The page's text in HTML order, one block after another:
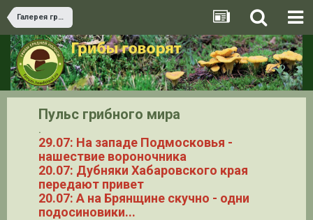
Галерея грибов
Пульс грибного мира
.
29.07: На западе Подмосковья -
нашествие вороночника
20.07: Дубняки Хабаровского края
передают привет
20.07: А на Брянщине скучно - одни
подосиновики...